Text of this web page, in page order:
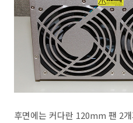
후면에는 커다란 120mm 팬 2